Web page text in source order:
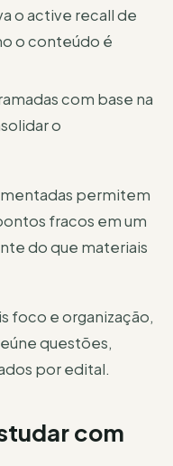
o active recall de
o conteúdo é
com base na
o
permitem
fracos em um
do que materiais
foco e organização,
questões,
por edital.
com